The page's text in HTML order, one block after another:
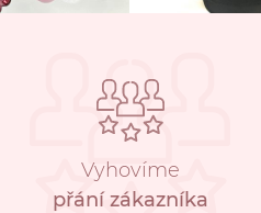
Vyhovíme
přání zákazníka